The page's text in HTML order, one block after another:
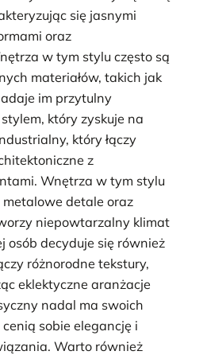
się jasnymi
oraz
w tym stylu często są
materiałów, takich jak
im przytulny
który zyskuje na
który łączy
z
Wnętrza w tym stylu
detale oraz
niepowtarzalny klimat
osób decyduje się również
różnorodne tekstury,
eklektyczne aranżacje
nadal ma swoich
sobie elegancję i
Warto również